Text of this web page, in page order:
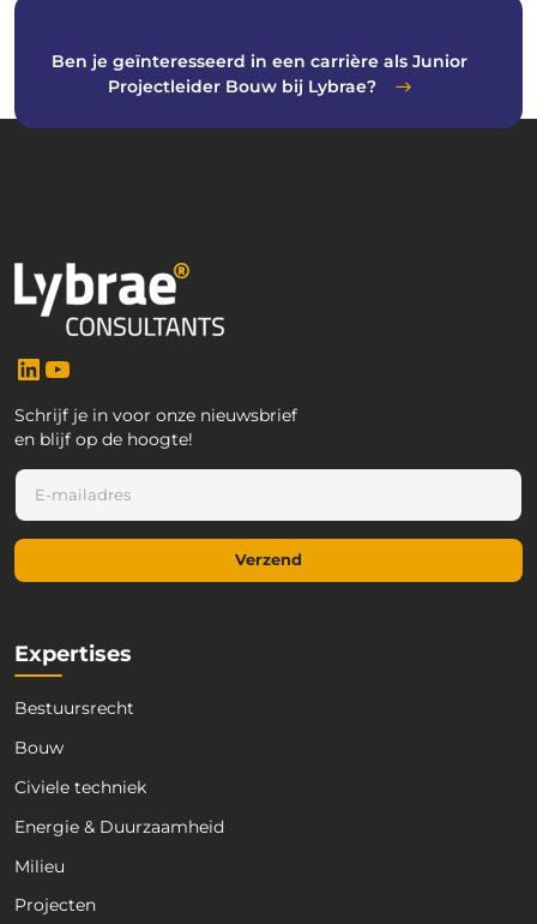
Ben je geïnteresseerd in een carrière als Junior
Projectleider Bouw bij Lybrae?
LinkedIn
Schrijf je in voor onze nieuwsbrief
en blijf op de hoogte!
m
i
l
m
a
l
*
E
m
a
i
Verzend
Expertises
Bestuursrecht
Bouw
Civiele techniek
Energie & Duurzaamheid
Milieu
Projecten